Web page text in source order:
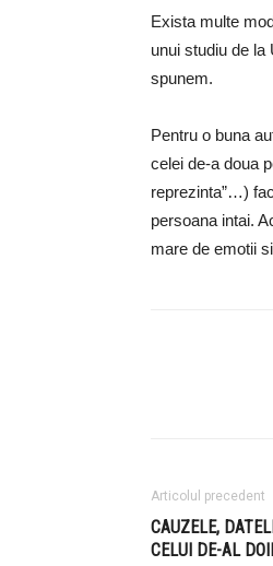
Exista multe
unui studiu de
spunem.
Pentru o buna
celei de-a doua
reprezinta”…)
persoana intai.
mare de emotii
Articolul precedent
CAUZELE,
CELUI DE-AL